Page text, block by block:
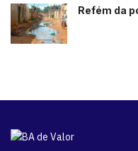
Refém da